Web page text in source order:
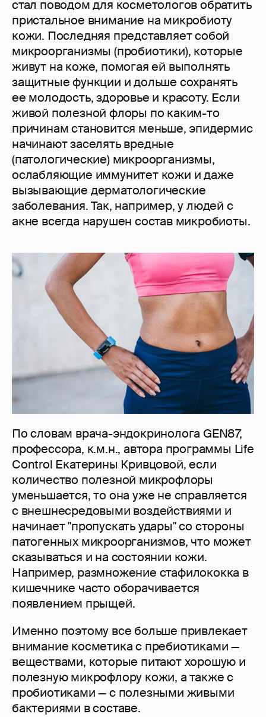
стал поводом для косметологов обратить
пристальное внимание на микробиоту
кожи. Последняя представляет собой
микроорганизмы (пробиотики), которые
живут на коже, помогая ей выполнять
защитные функции и дольше сохранять
ее молодость, здоровье и красоту. Если
живой полезной флоры по каким-то
причинам становится меньше, эпидермис
начинают заселять вредные
(патологические) микроорганизмы,
ослабляющие иммунитет кожи и даже
вызывающие дерматологические
заболевания. Так, например, у людей с
акне всегда нарушен состав микробиоты.
По словам врача-эндокринолога GEN87,
профессора, к.м.н., автора программы Life
Control Екатерины Кривцовой, если
количество полезной микрофлоры
уменьшается, то она уже не справляется
с внешнесредовыми воздействиями и
начинает "пропускать удары" со стороны
патогенных микроорганизмов, что может
сказываться и на состоянии кожи.
Например, размножение стафилококка в
кишечнике часто оборачивается
появлением прыщей.
Именно поэтому все больше привлекает
внимание косметика с пребиотиками —
веществами, которые питают хорошую и
полезную микрофлору кожи, а также с
пробиотиками — с полезными живыми
бактериями в составе.